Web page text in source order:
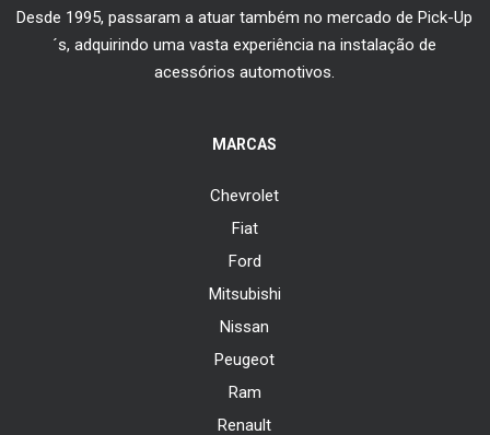
Desde 1995, passaram a atuar também no mercado de Pick-Up
´s, adquirindo uma vasta experiência na instalação de
acessórios automotivos.
MARCAS
Chevrolet
Fiat
Ford
Mitsubishi
Nissan
Peugeot
Ram
Renault